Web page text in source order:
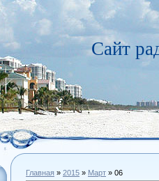
Сайт
Главная » 2015 » Март » 06